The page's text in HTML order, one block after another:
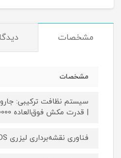
مشخصات
مشخصات
سیستم نظافت ترکیبی:
| قدرت مکش فوق‌العاده 10000 پاسکال
فناوری نقشه‌برداری لیزری LDS با دقت بالا